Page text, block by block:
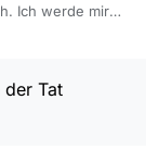
Ich werde mir
sein. Ich
22:48
der Tat